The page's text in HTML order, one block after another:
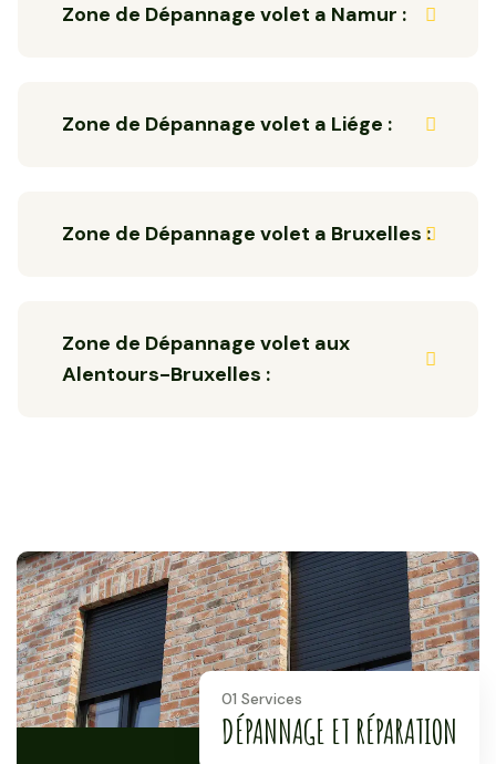
Zone de Dépannage volet a Namur :
Zone de Dépannage volet a Liége :
Zone de Dépannage volet a Bruxelles :
Zone de Dépannage volet aux
Alentours-Bruxelles :
01 Services
DÉPANNAGE ET RÉPARATION